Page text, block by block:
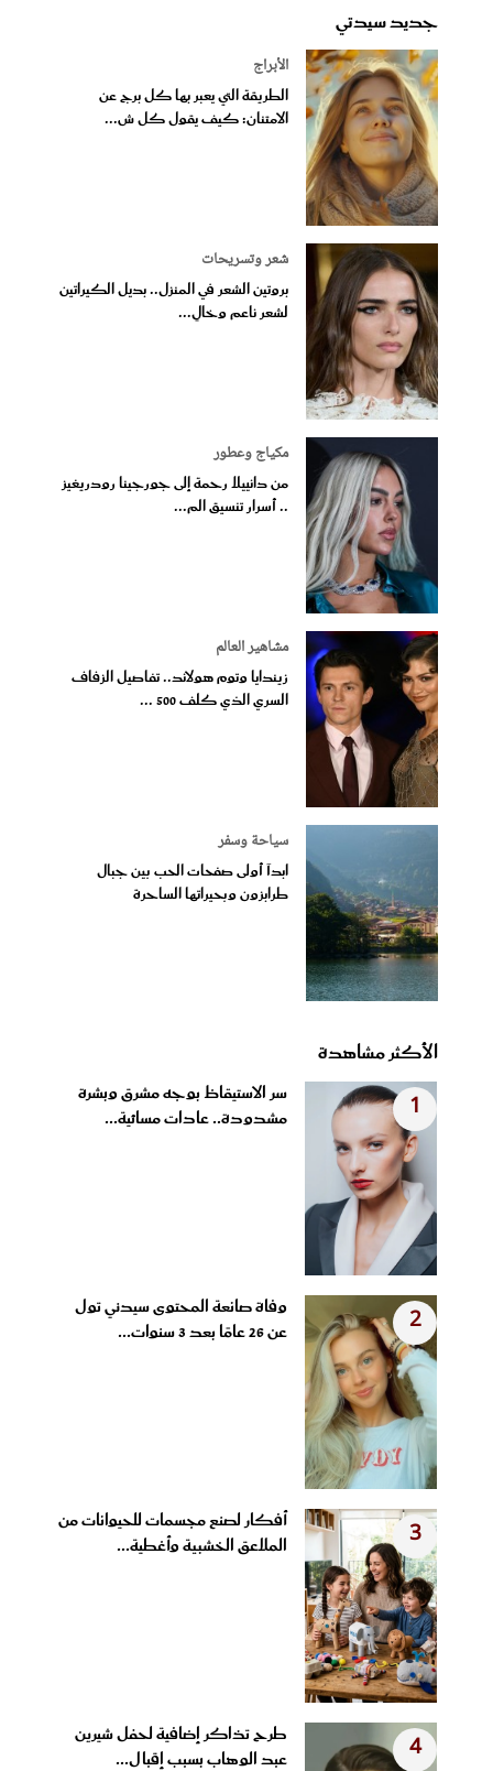
جديد سيدتي
الأبراج
الطريقة التي يعبر بها كل برج عن
الامتنان: كيف يقول كل ش...
شعر وتسريحات
بروتين الشعر في المنزل.. بديل الكيراتين
لشعر ناعم وخالٍ...
مكياج وعطور
من دانييلا رحمة إلى جورجينا رودريغيز
.. أسرار تنسيق الم...
مشاهير العالم
زيندايا وتوم هولاند.. تفاصيل الزفاف
السري الذي كلف 500 ...
سياحة وسفر
ابدآ أولى صفحات الحب بين جبال
طرابزون وبحيراتها الساحرة
الأكثر مشاهدة
1
سر الاستيقاظ بوجه مشرق وبشرة
مشدودة.. عادات مسائية...
2
وفاة صانعة المحتوى سيدني تول
عن 26 عامًا بعد 3 سنوات...
3
أفكار لصنع مجسمات للحيوانات من
الملاعق الخشبية وأغطية...
4
طرح تذاكر إضافية لحفل شيرين
عبد الوهاب بسبب إقبال...